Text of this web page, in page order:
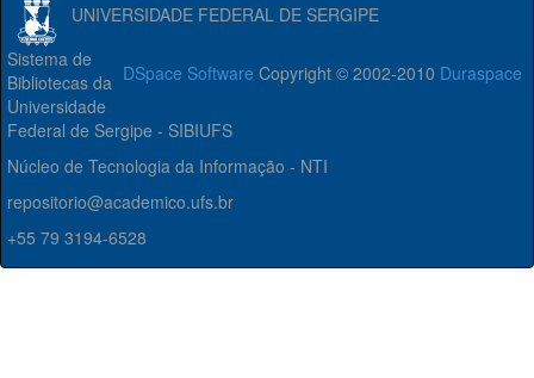
UNIVERSIDADE FEDERAL DE SERGIPE
DSpace Software Copyright © 2002-2010 Duraspace
Sistema de
Bibliotecas da
Universidade
Federal de Sergipe - SIBIUFS
Núcleo de Tecnologia da Informação - NTI
repositorio@academico.ufs.br
+55 79 3194-6528